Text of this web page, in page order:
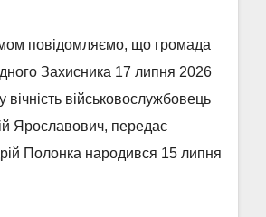
повідомляємо, що громада
Захисника 17 липня 2026
вічність військовослужбовець
Ярославович, передає
Полонка народився 15 липня